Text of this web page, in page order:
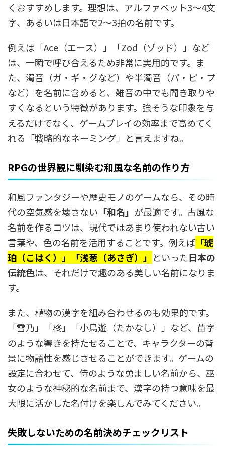
くおすすめします。理想は、アルファベット3〜4文
字、あるいは日本語で2〜3拍の名前です。
例えば「Ace（エース）」「Zod（ゾッド）」など
は、一瞬で呼び合えるため非常に実用的です。ま
た、濁音（ガ・ギ・グなど）や半濁音（パ・ピ・プ
など）を名前に含めると、雑音の中でも聞き取りや
すくなるという特徴があります。強そうな印象を与
えるだけでなく、ゲームプレイの効率まで高めてく
れる「戦略的なネーミング」と言えますね。
RPGの世界観に馴染む和風な名前の作り方
和風ファンタジーや歴史モノのゲームなら、その時
代の空気感を壊さない 「和名」 が最適です。古風な
名前を作るコツは、現代ではあまり使われない古い
言葉や、色の名前を活用することです。例えば 「琥
珀（こはく）」「浅葱（あさぎ）」 といった日本の
伝統色は、それだけで趣のある美しい名前になりま
す。
また、植物の漢字を組み合わせるのも効果的です。
「雪乃」「柊」「小鳥遊（たかなし）」など、苗字
のような響きを持たせることで、キャラクターの背
景に物語性を感じさせることができます。ゲームの
設定に合わせて、侍のような勇ましい名前から、巫
女のような神秘的な名前まで、漢字の持つ意味を最
大限に活かした名付けを楽しんでみてください。
失敗しないための名前決めチェックリスト